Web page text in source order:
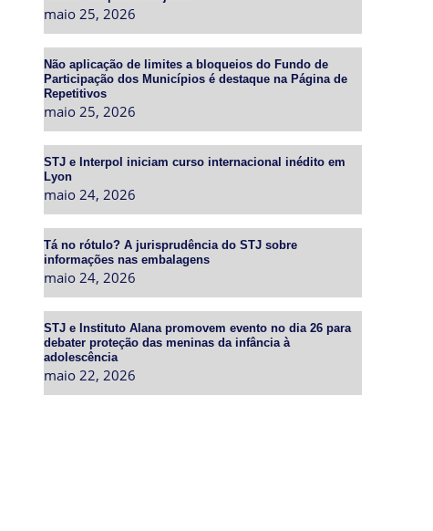
maio 25, 2026
Não aplicação de limites a bloqueios do Fundo de
Participação dos Municípios é destaque na Página de
Repetitivos
maio 25, 2026
STJ e Interpol iniciam curso internacional inédito em
Lyon
maio 24, 2026
Tá no rótulo? A jurisprudência do STJ sobre
informações nas embalagens
maio 24, 2026
STJ e Instituto Alana promovem evento no dia 26 para
debater proteção das meninas da infância à
adolescência
maio 22, 2026